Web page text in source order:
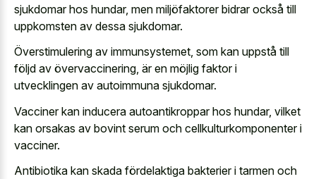
sjukdomar hos hundar, men miljöfaktorer bidrar också till
uppkomsten av dessa sjukdomar.
Överstimulering av immunsystemet, som kan uppstå till
följd av övervaccinering, är en möjlig faktor i
utvecklingen av autoimmuna sjukdomar.
Vacciner kan inducera autoantikroppar hos hundar, vilket
kan orsakas av bovint serum och cellkulturkomponenter i
vacciner.
Antibiotika kan skada fördelaktiga bakterier i tarmen och